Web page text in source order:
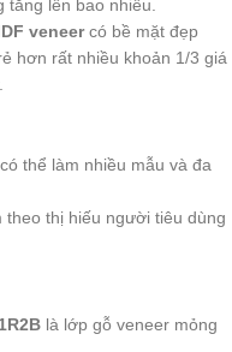
tăng lên bao nhiêu.
veneercó bề mặt đẹp
hơn rất nhiều khoản 1/3 giá
thể làm nhiều mẫu và đa
thị hiếu người tiêu dùng
là lớp gỗ veneer mỏng